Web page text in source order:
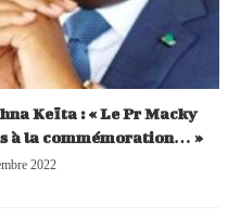
Keïta : « Le Pr Macky
à la commémoration… »
2022